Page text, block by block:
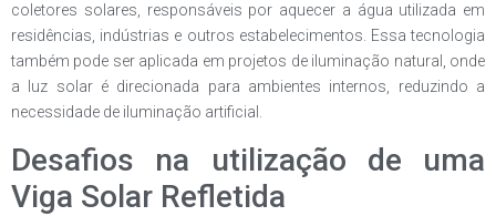
coletores solares, responsáveis por aquecer a água utilizada em
residências, indústrias e outros estabelecimentos. Essa tecnologia
também pode ser aplicada em projetos de iluminação natural, onde
a luz solar é direcionada para ambientes internos, reduzindo a
necessidade de iluminação artificial.
Desafios na utilização de uma
Viga Solar Refletida